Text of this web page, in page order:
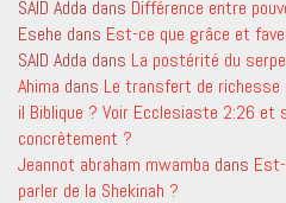
SAID Adda dans Différence entre
Esehe dans Est-ce que grâce et
SAID Adda dans La postérité du
Ahima dans Le transfert de richesse
il Biblique ? Voir Ecclesiaste 2:26
concrètement ?
Jeannot abraham mwamba dans
parler de la Shekinah ?